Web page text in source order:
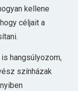
kellene
céljait a
hangsúlyozom,
színházak